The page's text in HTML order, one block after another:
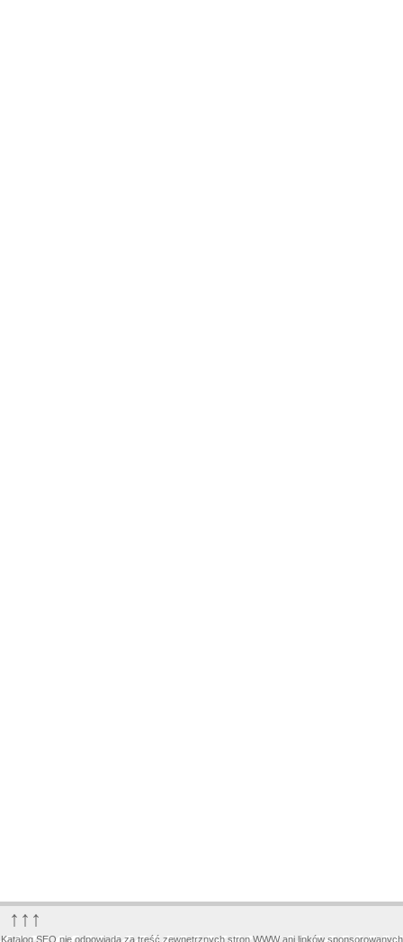
↑↑↑
Katalog SEO nie odpowiada za treść zewnętrznych stron WWW ani linków sponsorowanych